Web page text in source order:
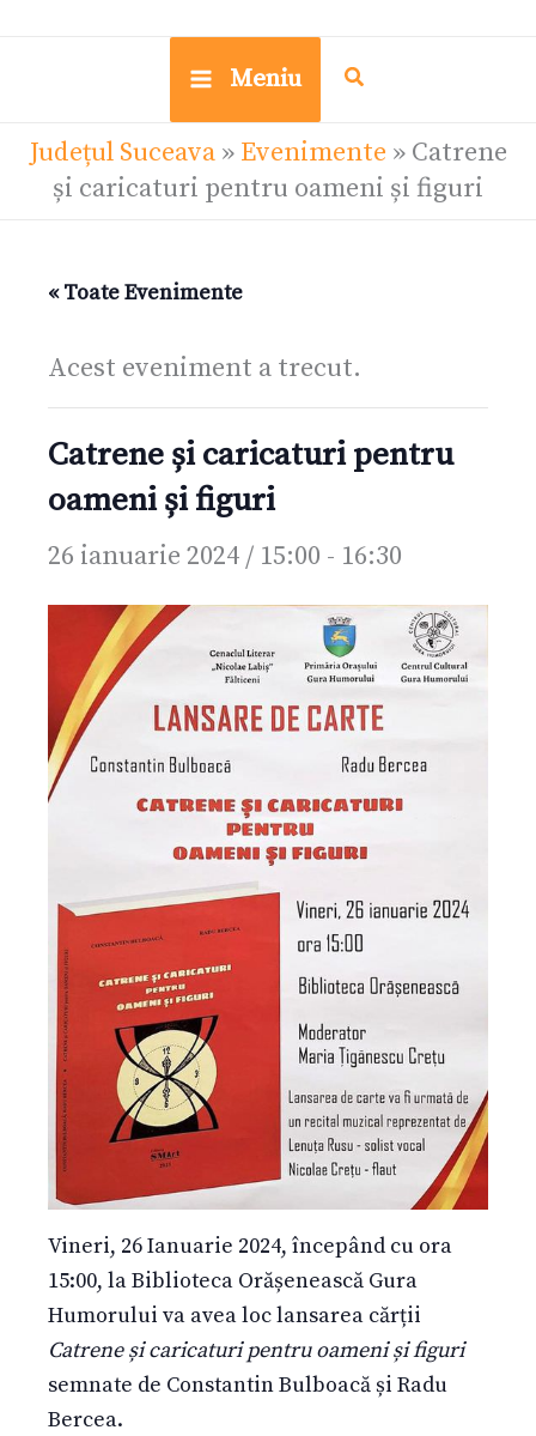
Meniu
Județul Suceava» Evenimente » Catrene
și caricaturi pentru oameni și figuri
« Toate Evenimente
Acest eveniment a trecut.
Catrene și caricaturi pentru
oameni și figuri
26 ianuarie 2024 / 15:00 - 16:30
Vineri, 26 Ianuarie 2024, începând cu ora
15:00, la Biblioteca Orășenească Gura
Humorului va avea loc lansarea cărții
Catrene și caricaturi pentru oameni și figuri
semnate de Constantin Bulboacă și Radu
Bercea.